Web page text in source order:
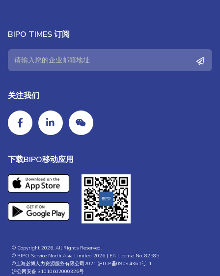
BIPO TIMES 订阅
关注我们
下载BIPO移动应用
© Copyright 2026. All Rights Reserved.
© BIPO Service North Asia Limited 2026 | EA License No. 82585
©上海必博人力资源服务有限公司2021|沪ICP备09094361号-1
沪公网安备 31010602000326号